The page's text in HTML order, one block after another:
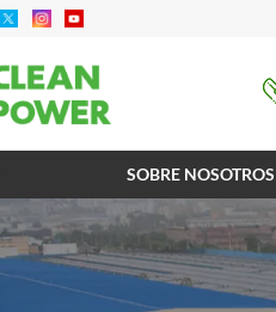
SOBRE NOSOTROS